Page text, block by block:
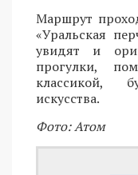
Маршрут
«Уральская
увидят и
прогулки,
классикой,
искусства.
Фото: Атом